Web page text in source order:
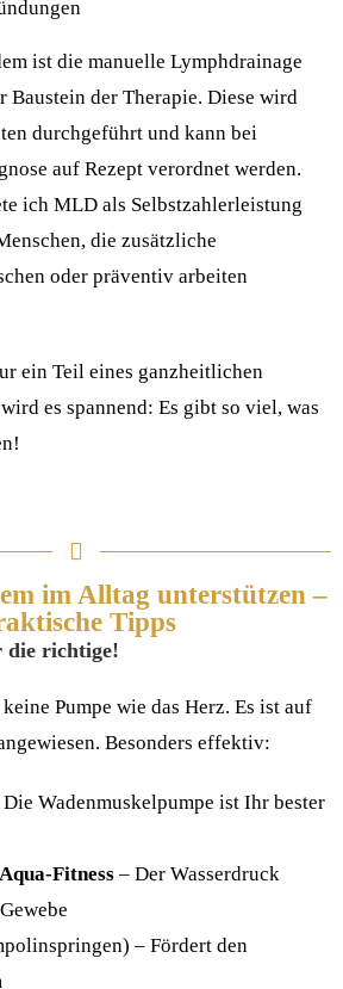
ist die manuelle Lymphdrainage
der Therapie. Diese wird
durchgeführt und kann bei
auf Rezept verordnet werden.
ich MLD als Selbstzahlerleistung
die zusätzliche
oder präventiv arbeiten
ein Teil eines ganzheitlichen
es spannend: Es gibt so viel, was
im Alltag unterstützen –
Tipps
die richtige!
Pumpe wie das Herz. Es ist auf
Besonders effektiv:
Wadenmuskelpumpe ist Ihr bester
Fitness – Der Wasserdruck
– Fördert den